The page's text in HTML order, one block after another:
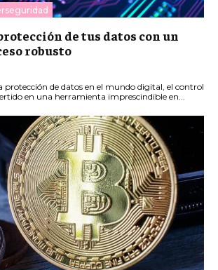
de tus datos con un
robusto
protección de datos en el mundo digital, el control
en una herramienta imprescindible en...